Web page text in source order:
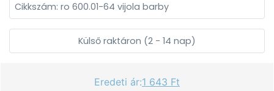
Cikkszám: ro 600.01-64 vijola barby
Külső raktáron (2 - 14 nap)
Eredeti ár:1 643 Ft